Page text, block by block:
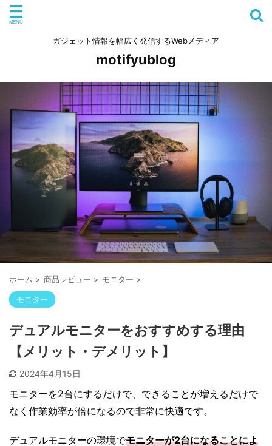
ガジェット情報を幅広く発信するWebメディア
motifyublog
ホーム > 商品レビュー > モニター >
モニター
デュアルモニターをおすすめする理由
【メリット・デメリット】
2024年4月15日
モニターを2台にするだけで、できることが増えるだけで
なく作業効率が倍になるので非常に快適です。
デュアルモニターの環境でモニターが2台になることによ